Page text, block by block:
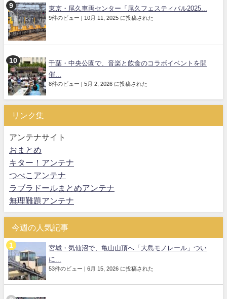
東京・尾久車両センター「尾久フェスティバル2025...
9件のビュー | 10月 11, 2025 に投稿された
千葉・中央公園で、音楽と飲食のコラボイベントを開
催...
8件のビュー | 5月 2, 2026 に投稿された
リンク集
アンテナサイト
おまとめ
キター！アンテナ
つべこアンテナ
ラブラドールまとめアンテナ
無理難題アンテナ
今週の人気記事
宮城・気仙沼で、亀山山頂へ「大島モノレール」つい
に...
53件のビュー | 6月 15, 2026 に投稿された